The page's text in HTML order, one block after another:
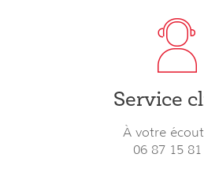
Service
À votre
06 87 15